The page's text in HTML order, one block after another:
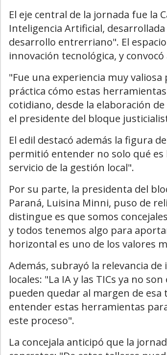
El eje central de la jornada fue la
Inteligencia Artificial,
desarrollo entrerriano". El
innovación tecnológica, y
"Fue una experiencia muy
práctica cómo estas
cotidiano, desde la elaboración
el presidente del bloque
El edil destacó además la figura
permitió entender no solo qué
servicio de la gestión local".
Por su parte, la presidenta del
Paraná, Luisina Minni, puso de
distingue es que somos
y todos tenemos algo para
horizontal es uno de los valores
Además, subrayó la relevancia
locales: "La IA y las TICs ya no
pueden quedar al margen de
entender estas herramientas
este proceso".
La concejala anticipó que la